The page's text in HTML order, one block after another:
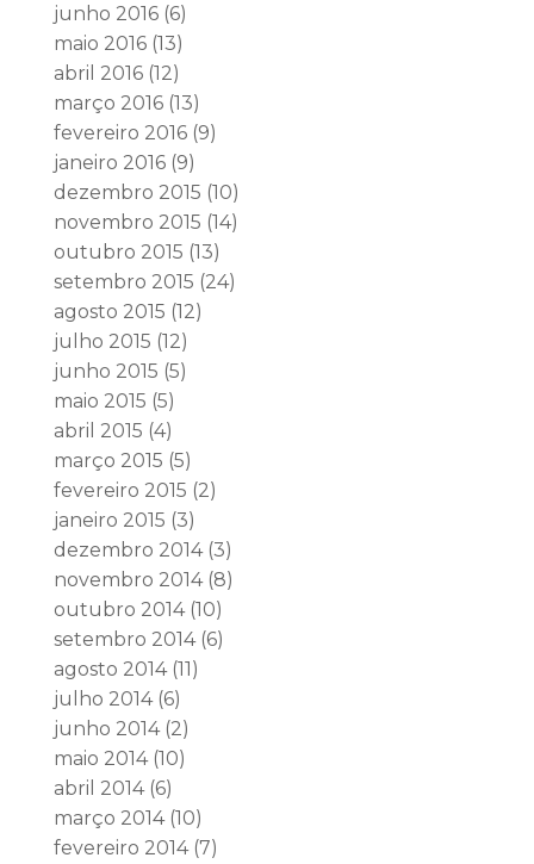
junho 2016(6)
maio 2016(13)
abril 2016(12)
março 2016(13)
fevereiro 2016(9)
janeiro 2016(9)
dezembro 2015 (10)
novembro 2015 (14)
outubro 2015 (13)
setembro 2015 (24)
agosto 2015 (12)
julho 2015 (12)
junho 2015 (5)
maio 2015 (5)
abril 2015 (4)
março 2015 (5)
fevereiro 2015 (2)
janeiro 2015 (3)
dezembro 2014(3)
novembro 2014(8)
outubro 2014(10)
setembro 2014(6)
agosto 2014(11)
julho 2014(6)
junho 2014(2)
maio 2014(10)
abril 2014(6)
março 2014(10)
fevereiro 2014(7)